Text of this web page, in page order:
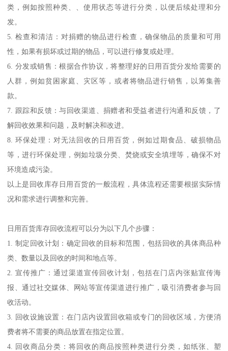
类，例如按照种类、、使用状态等进行分类，以便后续处理和分
发。
5. 检查和清洁：对捐赠的物品进行检查，确保物品的质量和可用
性，如果有损坏或过期的物品，可以进行修复或处理。
6. 分发或销售：根据合作协议，将整理好的日用百货分发给需要的
人群，例如贫困家庭、灾区等，或者将物品进行销售，以筹集善
款。
7. 跟踪和反馈：与回收渠道、捐赠者和受益者进行沟通和反馈，了
解回收效果和问题，及时解决和改进。
8. 环保处理：对无法回收的日用百货，例如过期食品、破损物品
等，进行环保处理，例如垃圾分类、焚烧或安全填埋等，确保不对
环境造成污染。
以上是回收库存日用百货的一般流程，具体流程还需要根据实际情
况和需求进行调整和完善。